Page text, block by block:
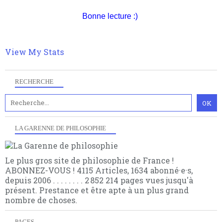
RECHERCHE
LA GARENNE DE PHILOSOPHIE
Le plus gros site de philosophie de France !
ABONNEZ-VOUS ! 4115 Articles, 1634 abonné·e·s,
depuis 2006 . . . . . . . . 2 852 214 pages vues jusqu'à
présent. Prestance et être apte à un plus grand
nombre de choses.
quant à nous déjà basculé d'emblée dans la modernité
quantique, résolvant la plupart des impasses
multiples facteurs et échelles. Ce site contient des
choses.
Bonne lecture :)
View My Stats